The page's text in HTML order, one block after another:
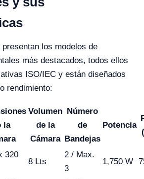
los modelos de
más destacados, todos ellos
ISO/IEC y están diseñados
rendimiento:
la
Volumen
de la
Cámara
Número
de
Bandejas
Potencia
320
8 Lts
2 / Max.
3
1,750 W